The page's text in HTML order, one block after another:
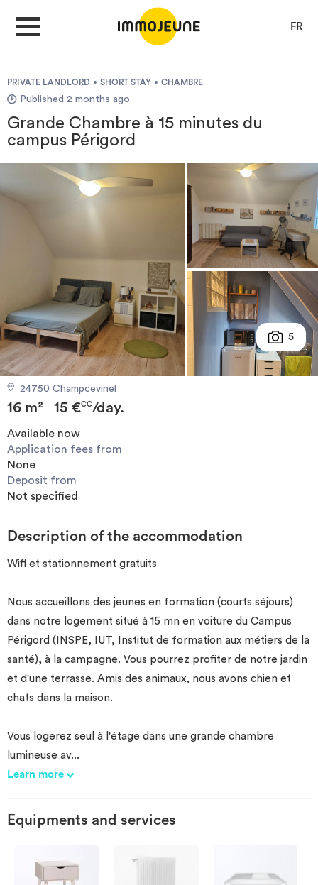
FR
PUBLISH AN OFFER
Invest
Blog
PRIVATE LANDLORD SHORT STAY CHAMBRE
Published 2 months ago
Grande Chambre à 15 minutes du
campus Périgord
5
24750 Champcevinel
16 m² 15 €CC/day.
Available now
Application fees from
None
Deposit from
Not specified
Description of the accommodation
Wifi et stationnement gratuits
Nous accueillons des jeunes en formation (courts séjours)
dans notre logement situé à 15 mn en voiture du Campus
Périgord (INSPE, IUT, Institut de formation aux métiers de la
santé), à la campagne. Vous pourrez profiter de notre jardin
et d'une terrasse. Amis des animaux, nous avons chien et
chats dans la maison.
Vous logerez seul à l'étage dans une grande chambre
lumineuse av...
Learn more
Equipments and services